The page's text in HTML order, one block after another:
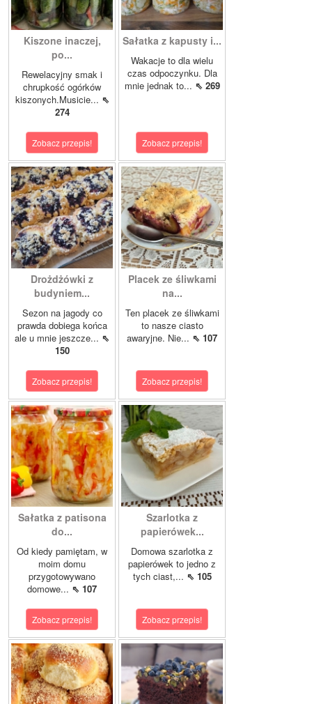
Kiszone inaczej,
po...
Rewelacyjny smak i
chrupkość ogórków
kiszonych.Musicie... ⇖
274
Zobacz przepis!
Sałatka z kapusty i...
Wakacje to dla wielu
czas odpoczynku. Dla
mnie jednak to... ⇖ 269
Zobacz przepis!
Drożdżówki z
budyniem...
Sezon na jagody co
prawda dobiega końca
ale u mnie jeszcze... ⇖
150
Zobacz przepis!
Placek ze śliwkami
na...
Ten placek ze śliwkami
to nasze ciasto
awaryjne. Nie... ⇖ 107
Zobacz przepis!
Sałatka z patisona
do...
Od kiedy pamiętam, w
moim domu
przygotowywano
domowe... ⇖ 107
Zobacz przepis!
Szarlotka z
papierówek...
Domowa szarlotka z
papierówek to jedno z
tych ciast,... ⇖ 105
Zobacz przepis!